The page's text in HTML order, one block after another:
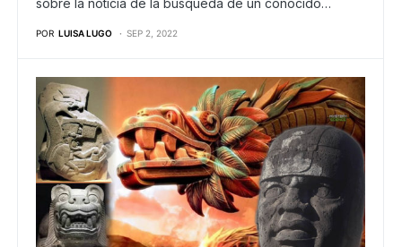
POR LUISA LUGO SEP 2, 2022